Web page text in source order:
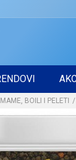
BOILI I PELETI